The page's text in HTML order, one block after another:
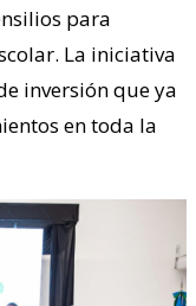
para
La iniciativa
inversión que ya
en toda la